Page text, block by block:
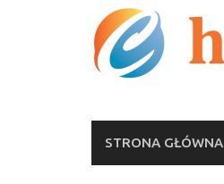
STRONA GŁÓWNA